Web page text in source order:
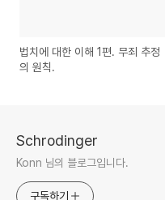
법치에 대한 이해 1편. 무죄 추정
의 원칙.
Schrodinger
Konn 님의 블로그입니다.
구독하기